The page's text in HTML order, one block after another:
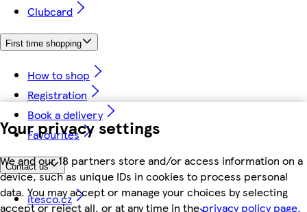
Your privacy settings
We and our 18 partners store and/or access information on a
device, such as unique IDs in cookies to process personal
data. You may accept or manage your choices by selecting
accept or reject all, or at any time in theprivacy policy page.
Clubcard
First time shopping
How to shop
Registration
Book a delivery
Favourites
Contact us
itesco.cz